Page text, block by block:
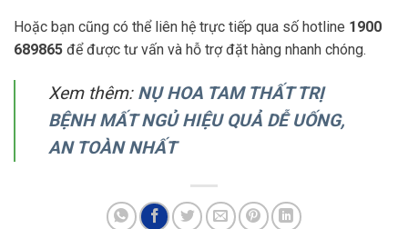
Hoặc bạn cũng có thể liên hệ trực tiếp qua số hotline 1900
689865 để được tư vấn và hỗ trợ đặt hàng nhanh chóng.
Xem thêm: NỤ HOA TAM THẤT TRỊ
BỆNH MẤT NGỦ HIỆU QUẢ DỄ UỐNG,
AN TOÀN NHẤT